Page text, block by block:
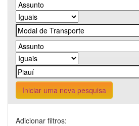
Iniciar uma nova pesquisa
Adicionar filtros: